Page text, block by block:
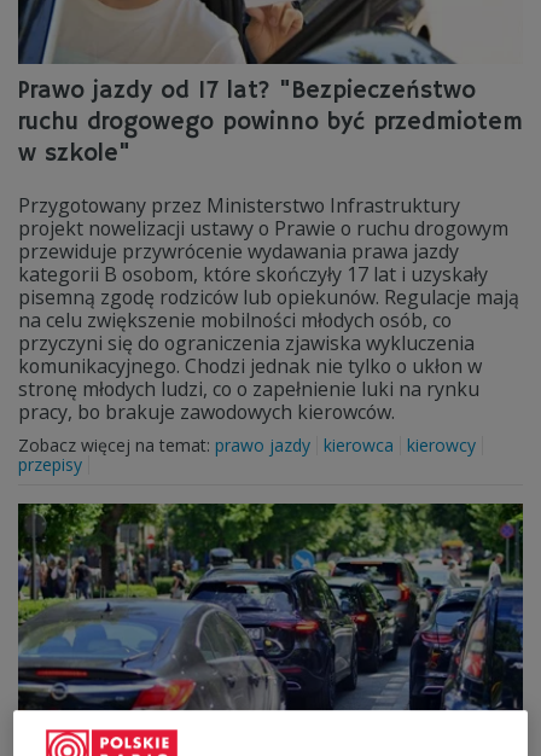
Prawo jazdy od 17 lat? "Bezpieczeństwo
ruchu drogowego powinno być przedmiotem
w szkole"
Przygotowany przez Ministerstwo Infrastruktury
projekt nowelizacji ustawy o Prawie o ruchu drogowym
przewiduje przywrócenie wydawania prawa jazdy
kategorii B osobom, które skończyły 17 lat i uzyskały
pisemną zgodę rodziców lub opiekunów. Regulacje mają
na celu zwiększenie mobilności młodych osób, co
przyczyni się do ograniczenia zjawiska wykluczenia
komunikacyjnego. Chodzi jednak nie tylko o ukłon w
stronę młodych ludzi, co o zapełnienie luki na rynku
pracy, bo brakuje zawodowych kierowców.
Zobacz więcej na temat: prawo jazdy kierowca
kierowcy
przepisy